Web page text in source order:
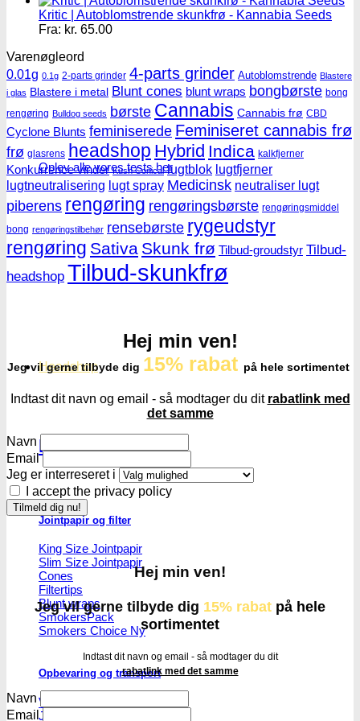
Oplev alle vores tests her
Headshop
Headshop
Jointpapir og filter
King Size Jointpapir
Slim Size Jointpapir
Cones
Filtertips
Blunt wraps
SmokersPack
Smokers Choice
Opbevaring og transport
Vacuum beholdere
Jointrør
Kritic | Autoblomstrende skunkfrø - Kannabia Seeds
Fra: kr. 65.00
Varenøgleord
0.01g 0.1g 2-parts grinder 4-parts grinder Autoblomstrende Blastere
i glas Blastere i metal Blunt cones blunt wraps bongbørste bong
rengøring Bulldog seeds børste Cannabis Cannabis frø CBD
Cyclone Blunts feminiserede Feminiseret cannabis frø
frø glasrens headshop Hybrid Indica kalkfjerner
Konkurrence vinder Kush Conical lugtblok lugtfjerner
lugtneutralisering lugt spray Medicinsk neutraliser lugt
piberens rengøring rengøringsbørste rengøringsmiddel
bong rengøringstilbehør rensebørste rygeudstyr
rengøring Sativa Skunk frø Tilbud-groudstyr Tilbud-
headshop Tilbud-skunkfrø
Hej min ven!
Jeg vil gerne tilbyde dig 15% rabat på hele sortimentet
Indtast dit navn og email - så modtager du dit rabatlink med
det samme
Navn
Email
Jeg er interreseret i
I accept the privacy policy
Hej min ven!
Jeg vil gerne tilbyde dig 15% rabat på hele
sortimentet
Indtast dit navn og email - så modtager du dit
rabatlink med det samme
Navn
Email